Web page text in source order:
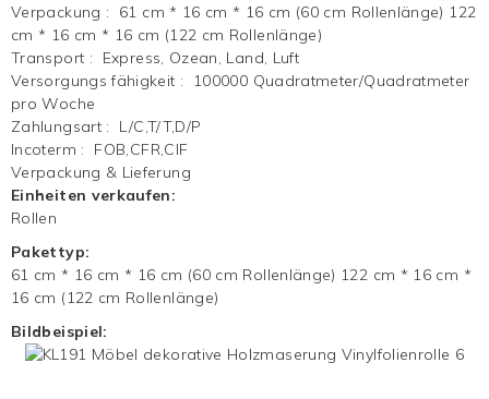
Verpackung :
61 cm * 16 cm * 16 cm (60 cm Rollenlänge) 122
cm * 16 cm * 16 cm (122 cm Rollenlänge)
Transport :
Express, Ozean, Land, Luft
Versorgungs fähigkeit :
100000 Quadratmeter/Quadratmeter
pro Woche
Zahlungsart :
L/C,T/T,D/P
Incoterm :
FOB,CFR,CIF
Verpackung & Lieferung
Einheiten verkaufen:
Rollen
Pakettyp:
61 cm * 16 cm * 16 cm (60 cm Rollenlänge) 122 cm * 16 cm *
16 cm (122 cm Rollenlänge)
Bildbeispiel: